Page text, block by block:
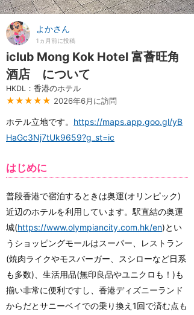
よかさん
1ヵ月前に投稿
iclub Mong Kok Hotel 富薈旺角
酒店 について
HKDL：香港のホテル
★★★★★ 2026年6月に訪問
ホテル立地です。 https://maps.app.goo.gl/yB
HaGc3Nj7tUk9659?g_st=ic
はじめに
普段香港で宿泊するときは奥運(オリンピック)
近辺のホテルを利用しています。駅直結の奥運
城(https://www.olympiancity.com.hk/en)とい
うショッピングモールはスーパー、レストラン
(焼肉ライクやモスバーガー、スシローなど日系
も多数)、生活用品(無印良品やユニクロも！)も
揃い非常に便利ですし、香港ディズニーランド
からだとサニーベイでの乗り換え1回で済む点も